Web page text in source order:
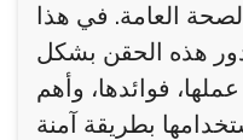
العامة. في هذا
هذه الحقن بشكل
فوائدها، وأهم
بطريقة آمنة